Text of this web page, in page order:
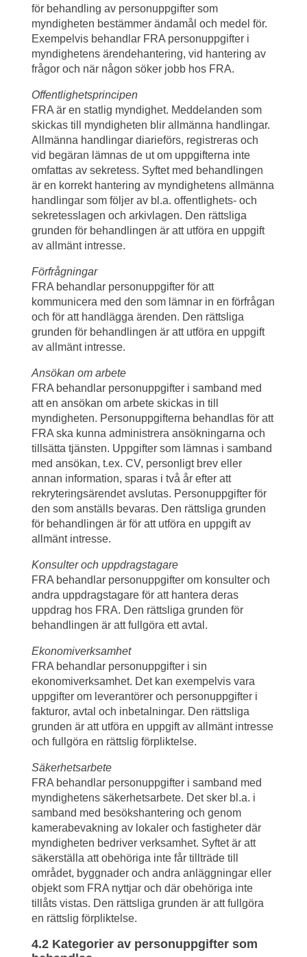
för behandling av personuppgifter som
myndigheten bestämmer ändamål och medel för.
Exempelvis behandlar FRA personuppgifter i
myndighetens ärendehantering, vid hantering av
frågor och när någon söker jobb hos FRA.
Offentlighetsprincipen
FRA är en statlig myndighet. Meddelanden som
skickas till myndigheten blir allmänna handlingar.
Allmänna handlingar diarieförs, registreras och
vid begäran lämnas de ut om uppgifterna inte
omfattas av sekretess. Syftet med behandlingen
är en korrekt hantering av myndighetens allmänna
handlingar som följer av bl.a. offentlighets- och
sekretesslagen och arkivlagen. Den rättsliga
grunden för behandlingen är att utföra en uppgift
av allmänt intresse.
Förfrågningar
FRA behandlar personuppgifter för att
kommunicera med den som lämnar in en förfrågan
och för att handlägga ärenden. Den rättsliga
grunden för behandlingen är att utföra en uppgift
av allmänt intresse.
Ansökan om arbete
FRA behandlar personuppgifter i samband med
att en ansökan om arbete skickas in till
myndigheten. Personuppgifterna behandlas för att
FRA ska kunna administrera ansökningarna och
tillsätta tjänsten. Uppgifter som lämnas i samband
med ansökan, t.ex. CV, personligt brev eller
annan information, sparas i två år efter att
rekryteringsärendet avslutas. Personuppgifter för
den som anställs bevaras. Den rättsliga grunden
för behandlingen är för att utföra en uppgift av
allmänt intresse.
Konsulter och uppdragstagare
FRA behandlar personuppgifter om konsulter och
andra uppdragstagare för att hantera deras
uppdrag hos FRA. Den rättsliga grunden för
behandlingen är att fullgöra ett avtal.
Ekonomiverksamhet
FRA behandlar personuppgifter i sin
ekonomiverksamhet. Det kan exempelvis vara
uppgifter om leverantörer och personuppgifter i
fakturor, avtal och inbetalningar. Den rättsliga
grunden är att utföra en uppgift av allmänt intresse
och fullgöra en rättslig förpliktelse.
Säkerhetsarbete
FRA behandlar personuppgifter i samband med
myndighetens säkerhetsarbete. Det sker bl.a. i
samband med besökshantering och genom
kamerabevakning av lokaler och fastigheter där
myndigheten bedriver verksamhet. Syftet är att
säkerställa att obehöriga inte får tillträde till
området, byggnader och andra anläggningar eller
objekt som FRA nyttjar och där obehöriga inte
tillåts vistas. Den rättsliga grunden är att fullgöra
en rättslig förpliktelse.
4.2 Kategorier av personuppgifter som